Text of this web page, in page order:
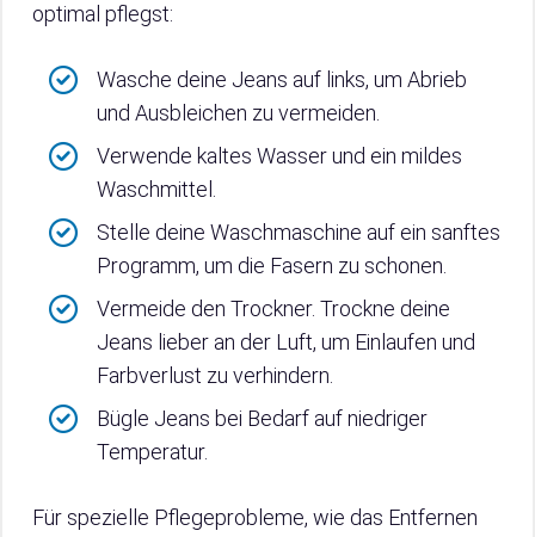
optimal pflegst:
Wasche deine Jeans auf links, um Abrieb
und Ausbleichen zu vermeiden.
Verwende kaltes Wasser und ein mildes
Waschmittel.
Stelle deine Waschmaschine auf ein sanftes
Programm, um die Fasern zu schonen.
Vermeide den Trockner. Trockne deine
Jeans lieber an der Luft, um Einlaufen und
Farbverlust zu verhindern.
Bügle Jeans bei Bedarf auf niedriger
Temperatur.
Für spezielle Pflegeprobleme, wie das Entfernen